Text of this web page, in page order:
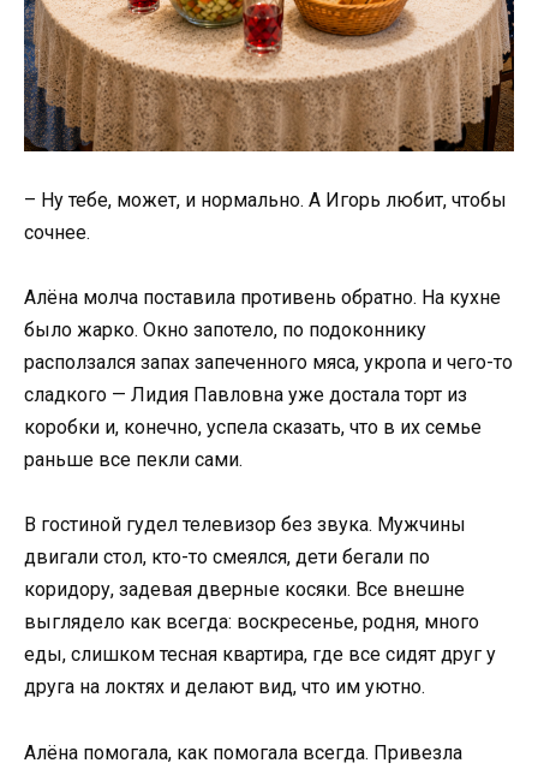
– Ну тебе, может, и нормально. А Игорь любит, чтобы
сочнее.
Алёна молча поставила противень обратно. На кухне
было жарко. Окно запотело, по подоконнику
расползался запах запеченного мяса, укропа и чего-то
сладкого — Лидия Павловна уже достала торт из
коробки и, конечно, успела сказать, что в их семье
раньше все пекли сами.
В гостиной гудел телевизор без звука. Мужчины
двигали стол, кто-то смеялся, дети бегали по
коридору, задевая дверные косяки. Все внешне
выглядело как всегда: воскресенье, родня, много
еды, слишком тесная квартира, где все сидят друг у
друга на локтях и делают вид, что им уютно.
Алёна помогала, как помогала всегда. Привезла